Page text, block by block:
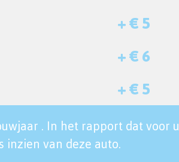
+ € 5
+ € 6
+ € 5
. In het rapport dat voor u
inzien van deze auto.